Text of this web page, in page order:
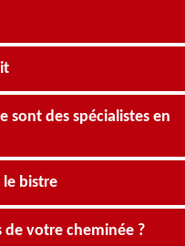
sont des spécialistes en
le bistre
de votre cheminée ?